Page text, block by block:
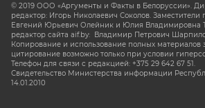
© 2019 ООО «Аргументы и Факты в Белоруссии».
редактор: Игорь Николаевич Соколов. Заместители
Евгений Юрьевич Олейник и Юлия Владимировна
редактор сайта aif.by: Владимир Петрович
Копирование и использование полных материалов
цитирование возможно только при условии
Телефон для связи с редакцией: +375 29 642 67 51.
Свидетельство Министерства информации
14.01.2010